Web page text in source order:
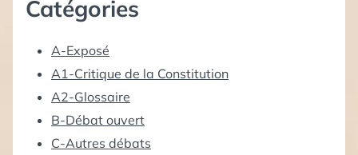
Catégories
A-Exposé
A1-Critique de la Constitution
A2-Glossaire
B-Débat ouvert
C-Autres débats